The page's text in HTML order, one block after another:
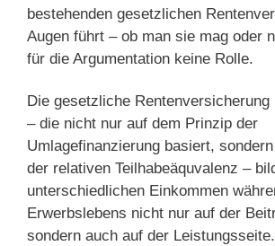
bestehenden gesetzlichen
Augen führt – ob man sie mag oder
für die Argumentation keine Rolle.
Die gesetzliche Rentenversicherung
– die nicht nur auf dem Prinzip der
Umlagefinanzierung basiert,
der relativen Teilhabeäquvalenz –
unterschiedlichen Einkommen
Erwerbslebens nicht nur auf der
sondern auch auf der